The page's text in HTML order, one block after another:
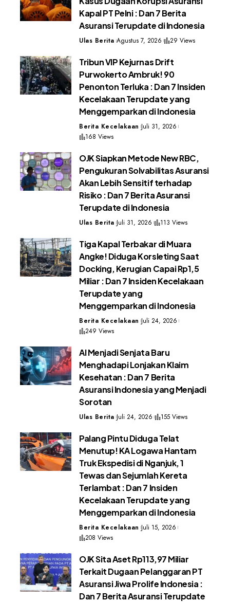
Kapal PT Pelni : Dan 7 Berita
Asuransi Terupdate di Indonesia
Ulas Berita Agustus 7, 2026 29 Views
Tribun VIP Kejurnas Drift
Purwokerto Ambruk! 90
Penonton Terluka : Dan 7 Insiden
Kecelakaan Terupdate yang
Menggemparkan di Indonesia
Berita Kecelakaan Juli 31, 2026
168 Views
OJK Siapkan Metode New RBC,
Pengukuran Solvabilitas Asuransi
Akan Lebih Sensitif terhadap
Risiko : Dan 7 Berita Asuransi
Terupdate di Indonesia
Ulas Berita Juli 31, 2026 113 Views
Tiga Kapal Terbakar di Muara
Angke! Diduga Korsleting Saat
Docking, Kerugian Capai Rp1,5
Miliar : Dan 7 Insiden Kecelakaan
Terupdate yang
Menggemparkan di Indonesia
Berita Kecelakaan Juli 24, 2026
249 Views
AI Menjadi Senjata Baru
Menghadapi Lonjakan Klaim
Kesehatan : Dan 7 Berita
Asuransi Indonesia yang Menjadi
Sorotan
Ulas Berita Juli 24, 2026 155 Views
Palang Pintu Diduga Telat
Menutup! KA Logawa Hantam
Truk Ekspedisi di Nganjuk, 1
Tewas dan Sejumlah Kereta
Terlambat : Dan 7 Insiden
Kecelakaan Terupdate yang
Menggemparkan di Indonesia
Berita Kecelakaan Juli 15, 2026
208 Views
OJK Sita Aset Rp113,97 Miliar
Terkait Dugaan Pelanggaran PT
Asuransi Jiwa Prolife Indonesia :
Dan 7 Berita Asuransi Terupdate